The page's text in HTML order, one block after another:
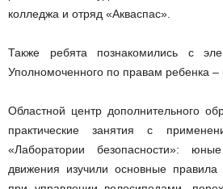
колледжа и отряд «Акваспас».
Также ребята познакомились с
Уполномоченного по правам ребенка
Областной центр дополнительного
практические занятия с
«Лаборатории безопасности»:
движения изучили основные правила